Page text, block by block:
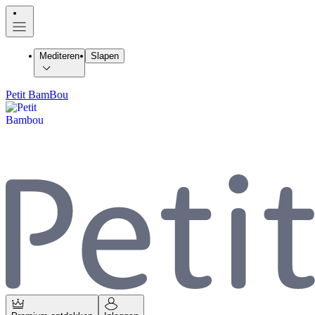
Mediteren Slapen
Petit BamBou